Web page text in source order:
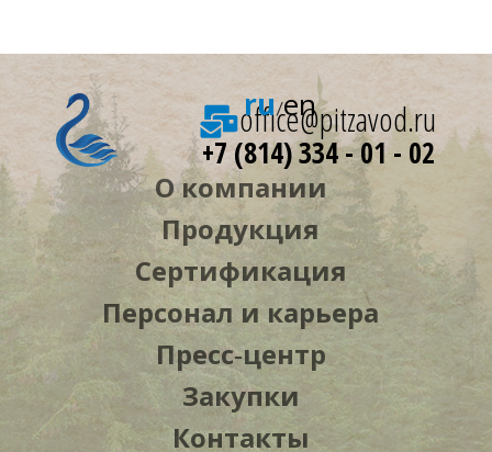
office@pitzavod.ru
+7 (814) 334 - 01 - 02
ru/en
О компании
Продукция
Сертификация
Персонал и карьера
Пресс‑центр
Закупки
Контакты